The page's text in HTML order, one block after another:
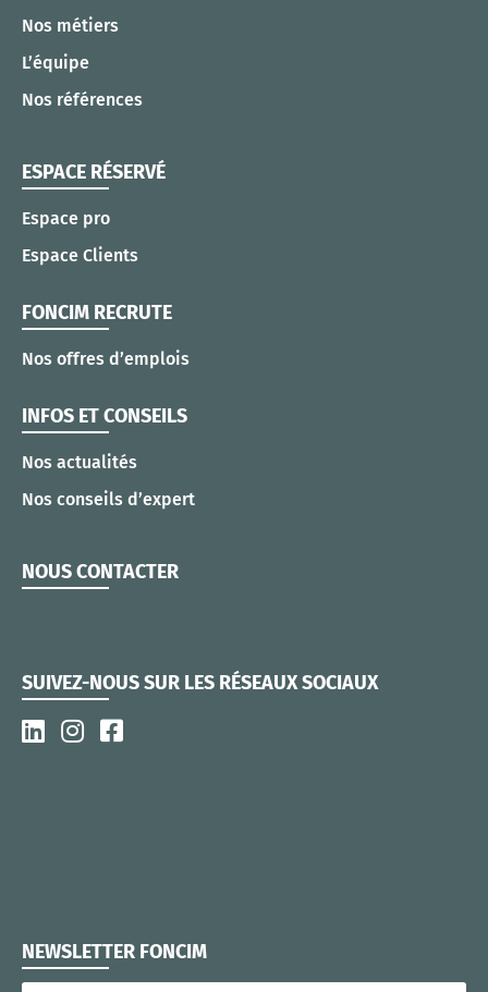
Nos métiers
L’équipe
Nos références
ESPACE RÉSERVÉ
Espace pro
Espace Clients
FONCIM RECRUTE
Nos offres d’emplois
INFOS ET CONSEILS
Nos actualités
Nos conseils d’expert
NOUS CONTACTER
SUIVEZ-NOUS SUR LES RÉSEAUX SOCIAUX
NEWSLETTER FONCIM